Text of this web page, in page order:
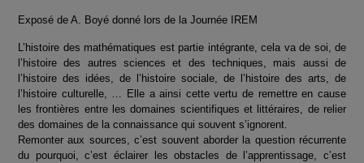
Exposé de A. Boyé donné lors de la Journée IREM
L’histoire des mathématiques est partie intégrante, cela va de soi, de
l’histoire des autres sciences et des techniques, mais aussi de
l’histoire des idées, de l’histoire sociale, de l’histoire des arts, de
l’histoire culturelle, … Elle a ainsi cette vertu de remettre en cause
les frontières entre les domaines scientifiques et littéraires, de relier
des domaines de la connaissance qui souvent s’ignorent.
Remonter aux sources, c’est souvent aborder la question récurrente
du pourquoi, c’est éclairer les obstacles de l’apprentissage, c’est